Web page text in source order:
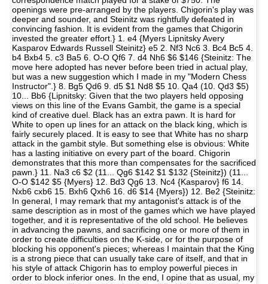
openings were pre-arranged by the players. Chigorin's play was
deeper and sounder, and Steinitz was rightfully defeated in
convincing fashion. It is evident from the games that Chigorin
invested the greater effort.} 1. e4 {Myers Lipnitsky Avery
Kasparov Edwards Russell Steinitz} e5 2. Nf3 Nc6 3. Bc4 Bc5 4.
b4 Bxb4 5. c3 Ba5 6. O-O Qf6 7. d4 Nh6 $6 $146 {Steinitz: The
move here adopted has never before been tried in actual play,
but was a new suggestion which I made in my "Modern Chess
Instructor".} 8. Bg5 Qd6 9. d5 $1 Nd8 $5 10. Qa4 (10. Qd3 $5)
10... Bb6 {Lipnitsky: Given that the two players held opposing
views on this line of the Evans Gambit, the game is a special
kind of creative duel. Black has an extra pawn. It is hard for
White to open up lines for an attack on the black king, which is
fairly securely placed. It is easy to see that White has no sharp
attack in the gambit style. But something else is obvious: White
has a lasting initiative on every part of the board. Chigorin
demonstrates that this more than compensates for the sacrificed
pawn.} 11. Na3 c6 $2 (11... Qg6 $142 $1 $132 {Steinitz}) (11...
O-O $142 $5 {Myers} 12. Bd3 Qg6 13. Nc4 {Kasparov} f6 14.
Nxb6 cxb6 15. Bxh6 Qxh6 16. d6 $14 {Myers}) 12. Be2 {Steinitz:
In general, I may remark that my antagonist's attack is of the
same description as in most of the games which we have played
together, and it is representative of the old school. He believes
in advancing the pawns, and sacrificing one or more of them in
order to create difficulties on the K-side, or for the purpose of
blocking his opponent's pieces; whereas I maintain that the King
is a strong piece that can usually take care of itself, and that in
his style of attack Chigorin has to employ powerful pieces in
order to block inferior ones. In the end, I opine that as usual, my